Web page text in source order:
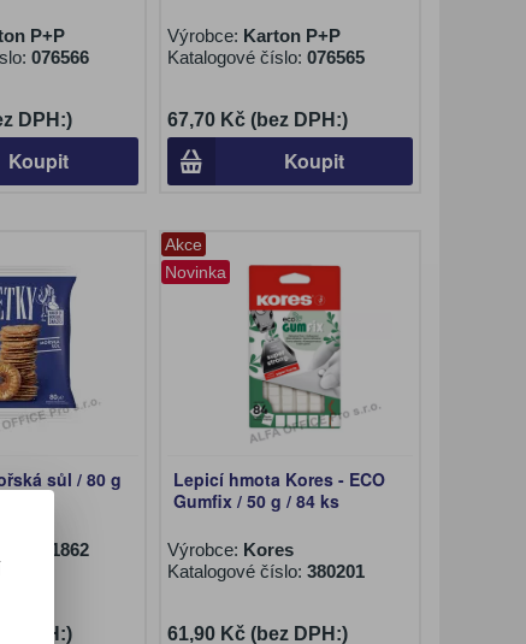
P+P
076566
DPH:)
Koupit
Výrobce: Karton P+P
Katalogové číslo: 076565
67,70 Kč (bez DPH:)
Koupit
sůl / 80 g
731862
DPH:)
Akce
Novinka
Lepicí hmota Kores - ECO
Gumfix / 50 g / 84 ks
Výrobce: Kores
Katalogové číslo: 380201
61,90 Kč (bez DPH:)